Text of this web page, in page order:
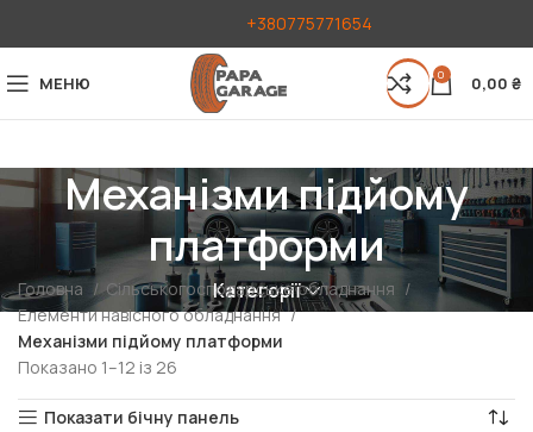
+380775771654
МЕНЮ 0 0,00 ₴
Механізми підйому
платформи
Категорії
Головна
Сільськогосподарське обладнання
Елементи навісного обладнання
Механізми підйому платформи
Показано 1–12 із 26
Показати бічну панель